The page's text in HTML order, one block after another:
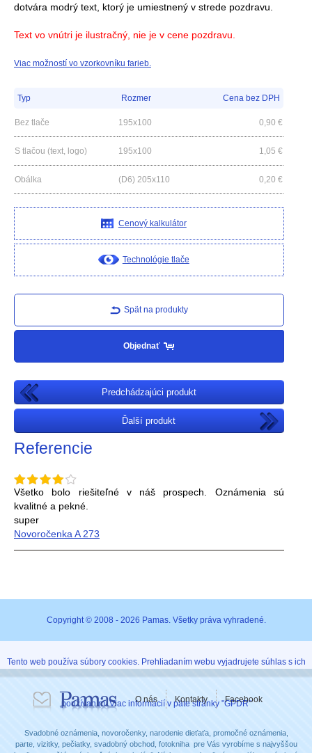
dotvára modrý text, ktorý je umiestnený v strede pozdravu.
Text vo vnútri je ilustračný, nie je v cene pozdravu.
Viac možností vo vzorkovníku farieb.
Typ Rozmer Cena bez DPH
Bez tlače 195x100 0,90 €
S tlačou (text, logo) 195x100 1,05 €
Obálka (D6) 205x110 0,20 €
Cenový kalkulátor
Technológie tlače
Spät na produkty
Objednať
Predchádzajúci produkt
Ďalší produkt
Referencie
Všetko bolo riešiteľné v náš prospech. Oznámenia sú
kvalitné a pekné.
super
Novoročenka A 273
Copyright © 2008 - 2026 Pamas. Všetky práva vyhradené.
Tento web používa súbory cookies. Prehliadaním webu vyjadrujete súhlas s ich
používaním. Viac informácií v päte stránky "GPDR"
O nás Kontakty Facebook
Svadobné oznámenia, novoročenky, narodenie dieťaťa, promočné oznámenia,
parte, vizitky, pečiatky, svadobný obchod, fotokniha pre Vás vyrobíme s najvyššou